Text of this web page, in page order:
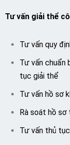
Tư vấn giải thể
Tư vấn quy
Tư vấn chuẩn
tục giải thể
Tư vấn hồ sơ
Rà soát hồ sơ
Tư vấn thủ